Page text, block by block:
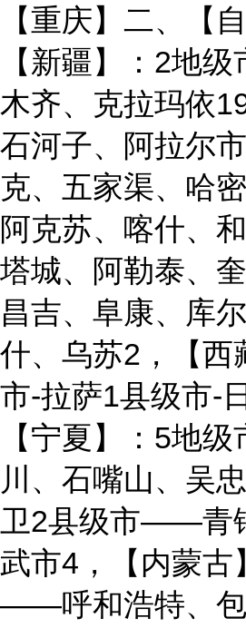
【重庆】二、【
【新疆】：2地
木齐、克拉玛依
石河子、阿拉尔
克、五家渠、哈
阿克苏、喀什、
塔城、阿勒泰、奎
昌吉、阜康、库
什、乌苏2，【西
市-拉萨1县级市-
【宁夏】：5地
川、石嘴山、吴
卫2县级市——青
武市4，【内蒙古
——呼和浩特、包